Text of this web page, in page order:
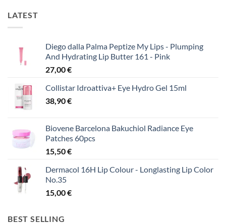
LATEST
Diego dalla Palma Peptize My Lips - Plumping
And Hydrating Lip Butter 161 - Pink
27,00€
Collistar Idroattiva+ Eye Hydro Gel 15ml
38,90€
Biovene Barcelona Bakuchiol Radiance Eye
Patches 60pcs
15,50€
Dermacol 16H Lip Colour - Longlasting Lip Color
No.35
15,00€
BEST SELLING